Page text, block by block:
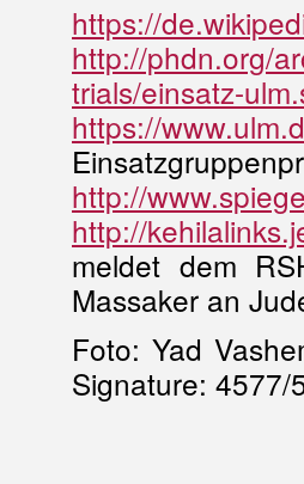
https://
http://phdn.org/
trials/einsatz-
https://
http://
http://
meldet dem
Massaker an
Foto: Yad
Signature: